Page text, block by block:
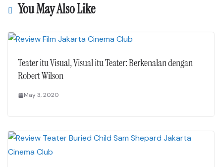
You May Also Like
Teater itu Visual, Visual itu Teater: Berkenalan dengan
Robert Wilson
May 3, 2020